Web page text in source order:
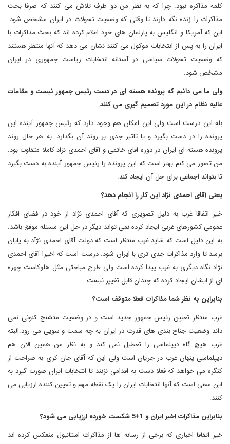
کلمه مذاکره نبود. چرا که به نظر من دو طرف تلاش می کنند که صرفا بحث
مذاکرات را زنده نگه دارند تا وقتی که وضعیت تحولات در ایران مشخص شود.
این که آمریکا و انگلیس به پارلمان های خود اعلام کرده اند که بحث مذاکرات با
ایران را به پس از انتخابات موکول می کنند نشان می دهد که آنها منتظر هستند
که وضعیت تحولات سیاسی در آستانه انتخابات ریاست جمهوری در ایران
مشخص شود.
ولی ما می دانیم که پرونده هسته ای در دست رئیس جمهور نیست و مقامات
عالیه نظام در این مورد تصمیم گیری می کنند.
بله این درست است ولی این امکان هم وجود دارد که رئیس جمهور آینده این
پرونده را در دست بگیرد و یا تاثیر جدی بر روند آن بگذارد. به هر حال روند
پرونده هسته ای ایران در دوره اقای خاتمی و آقای احمدی نژاد کاملا متفاوت بود.
من تصور می کنم بهتر است که این پرونده را رئیس جمهور آینده به دست بگیرد
تا بتواند اجماعی برای حل آن ایجاد کند.
یعنی آقای احمدی نژاد این کار را انجام دهد؟
خیر اتفاقا غرب به دلیل تصویری که آقای احمدی نژاد از خود در فضای افکار
عمومی کشورهای غربی ایجاد کرده نمی تواند دیگر در حل این مسئله موفق باشد.
به این دلیل است که شاید غرب منتظر است که دولت آقای احمدی نژآد به پایان
برسد تا وارد مذاکرات جدی تری با ایران شود. درست است که اخیرا آقای احمدی
نژاد نگاه دیگری به غرب پیدا کرده است ولی طرح مباحثی مثل هلوکاست چهره
ای از ایشان ایجاد کرده که چندان قابل تغییر نیست.
بنابراین به نظر شما مذاکرات فعلا متوقف است؟
غرب منتظر تعیین رئیس جمهور جدید است و در وضعیت متشنج کنونی نمی
داند وضعیت جناح بندی های قدرت در ایران به چه سمت و سویی می رود.البته
غرب هیچ گاه دیپلماسی را تعطیل نمی کند و به نظر من همین الان هم
دیپلماسی پنهان غرب در جریان است ولی این که آقای جان کری به صراحت از
کنگره می خواهد که فعلا دست به اقدامی نزنند تا انتخابات ایران صورت گیرد به
این معنی است که آنها انتخابات ایران را یک نقطه مهم و تعیین کننده ارزیابی می
کنند.
بنابراین مذاکرات اخیر ایران و 1+5 شکست خورده ارزیابی می شود؟
خیر اتفاقا اخباری که برخی از رسانه ها از مذاکرات استانبول منعکس کرده اند